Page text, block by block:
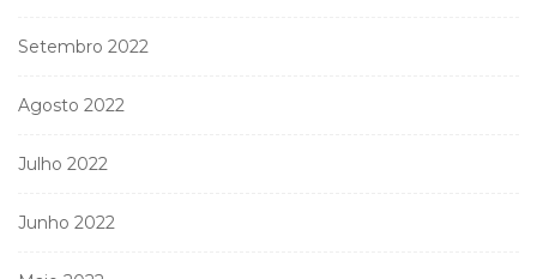
Setembro 2022
Agosto 2022
Julho 2022
Junho 2022